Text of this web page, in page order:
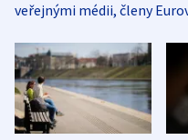
veřejnými médii, členy